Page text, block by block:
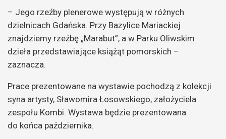
– Jego rzeźby plenerowe występują w różnych
dzielnicach Gdańska. Przy Bazylice Mariackiej
znajdziemy rzeźbę „Marabut”, a w Parku Oliwskim
dzieła przedstawiające książąt pomorskich –
zaznacza.
Prace prezentowane na wystawie pochodzą z kolekcji
syna artysty, Sławomira Łosowskiego, założyciela
zespołu Kombi. Wystawa będzie prezentowana
do końca października.